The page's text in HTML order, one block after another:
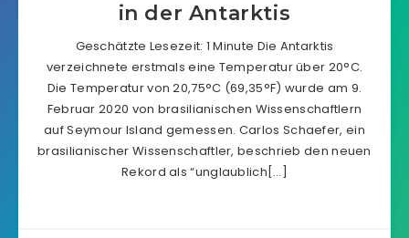
in der Antarktis
Geschätzte Lesezeit: 1 Minute Die Antarktis
verzeichnete erstmals eine Temperatur über 20°C.
Die Temperatur von 20,75°C (69,35°F) wurde am 9.
Februar 2020 von brasilianischen Wissenschaftlern
auf Seymour Island gemessen. Carlos Schaefer, ein
brasilianischer Wissenschaftler, beschrieb den neuen
Rekord als “unglaublich[…]